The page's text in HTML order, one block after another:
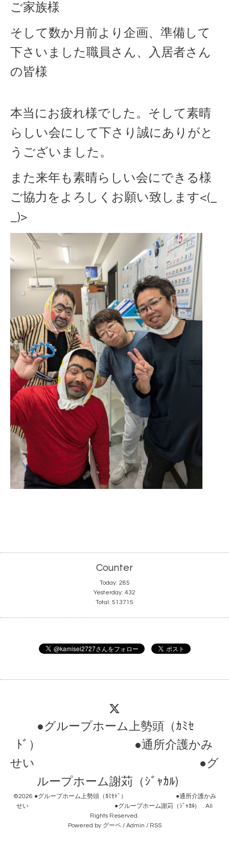
ご家族様
そして数か月前より企画、準備して
下さいました職員さん、入居者さん
の皆様
本当にお疲れ様でした。そして素晴
らしい会にして下さり誠にありがと
うございました。
また来年も素晴らしい会にできる様
ご協力をよろしくお願い致します<(_
_)>
Counter
Today: 285
Yesterday: 432
Total: 513715
●グループホーム上勢頭（ｶﾐｾ
ﾄﾞ） ●通所介護かみ
せい ●グ
ループホーム謝苅（ｼﾞｬｶﾙ)
©2026 ●グループホーム上勢頭（ｶﾐｾﾄﾞ） ●通所介護かみ
せい ●グループホーム謝苅（ｼﾞｬｶﾙ) . All
Rights Reserved.
Powered by グーペ/ Admin / RSS